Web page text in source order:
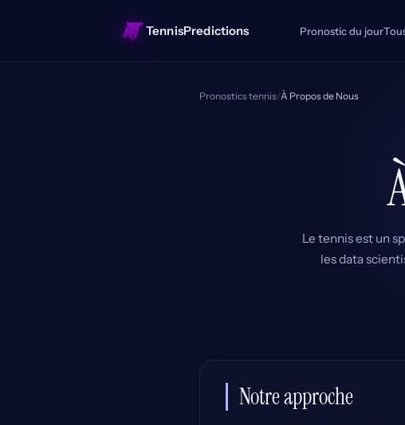
TennisPredictions Pronostic du jour
Pronostics tennis/À Propos de Nous
Le tennis est un
les data
Notre approche